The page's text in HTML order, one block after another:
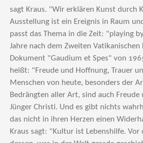
sagt Kraus. "Wir erklären Kunst durch
Ausstellung ist ein Ereignis in Raum
passt das Thema in die Zeit: "playing
Jahre nach dem Zweiten Vatikanischen
Dokument "Gaudium et Spes" von
heißt: "Freude und Hoffnung, Trauer
Menschen von heute, besonders der
Bedrängten aller Art, sind auch Freude
Jünger Christi. Und es gibt nichts
das nicht in ihren Herzen einen
Kraus sagt: "Kultur ist Lebenshilfe.